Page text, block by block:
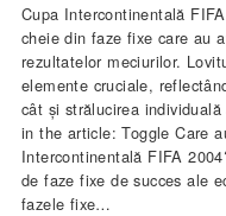
Cupa Intercontinentală
cheie din faze fixe care au
rezultatelor meciurilor.
elemente cruciale,
cât și strălucirea
in the article: Toggle Care
Intercontinentală FIFA
de faze fixe de succes ale
fazele fixe…